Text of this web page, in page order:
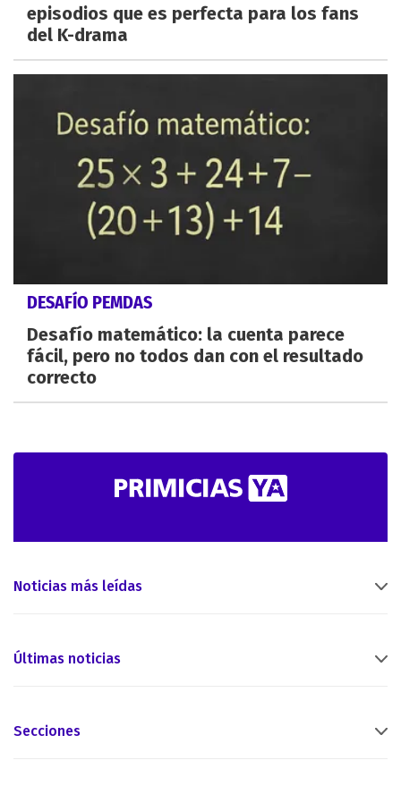
episodios que es perfecta para los fans
del K-drama
DESAFÍO PEMDAS
Desafío matemático: la cuenta parece
fácil, pero no todos dan con el resultado
correcto
Noticias más leídas
Últimas noticias
Secciones